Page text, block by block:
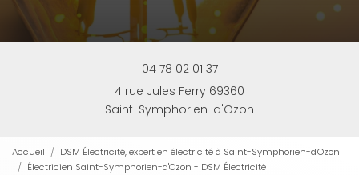
04 78 02 01 37
4 rue Jules Ferry 69360
Saint-Symphorien-d'Ozon
Accueil
DSM Électricité, expert en électricité à Saint-Symphorien-d'Ozon
Électricien Saint-Symphorien-d'Ozon - DSM Électricité